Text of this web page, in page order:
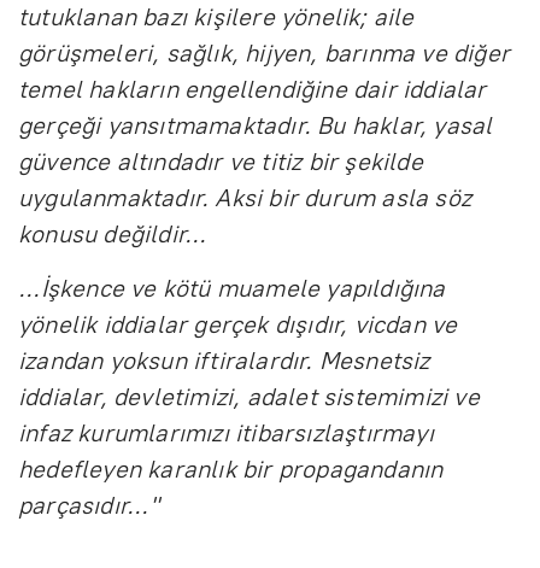
tutuklanan bazı kişilere yönelik; aile
görüşmeleri, sağlık, hijyen, barınma ve diğer
temel hakların engellendiğine dair iddialar
gerçeği yansıtmamaktadır. Bu haklar, yasal
güvence altındadır ve titiz bir şekilde
uygulanmaktadır. Aksi bir durum asla söz
konusu değildir...
...İşkence ve kötü muamele yapıldığına
yönelik iddialar gerçek dışıdır, vicdan ve
izandan yoksun iftiralardır. Mesnetsiz
iddialar, devletimizi, adalet sistemimizi ve
infaz kurumlarımızı itibarsızlaştırmayı
hedefleyen karanlık bir propagandanın
parçasıdır..."